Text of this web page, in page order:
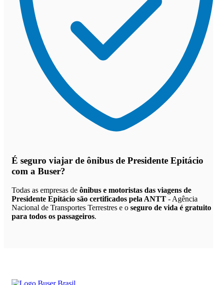
É seguro viajar de ônibus de Presidente Epitácio
com a Buser?
Todas as empresas de ônibus e motoristas das viagens de
Presidente Epitácio são certificados pela ANTT - Agência
Nacional de Transportes Terrestres e o seguro de vida é gratuito
para todos os passageiros.